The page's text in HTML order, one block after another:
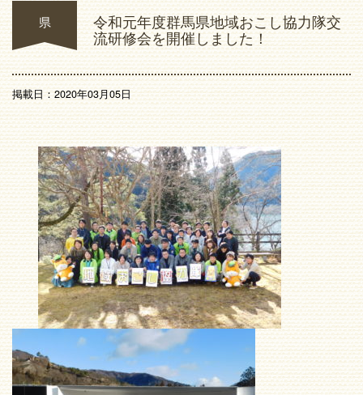
県 令和元年度群馬県地域おこし協力隊交
流研修会を開催しました！
掲載日：2020年03月05日